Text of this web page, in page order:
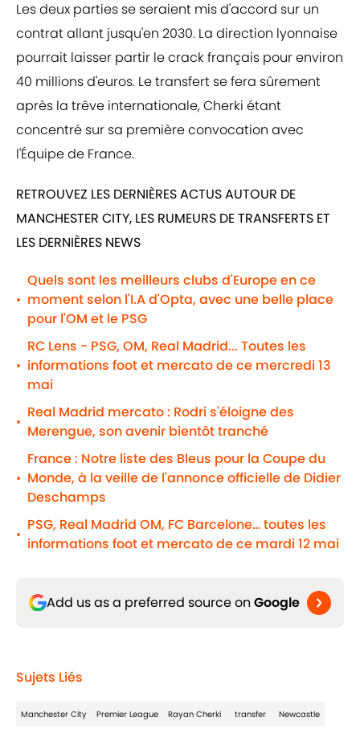
Les deux parties se seraient mis d'accord sur un
contrat allant jusqu'en 2030. La direction lyonnaise
pourrait laisser partir le crack français pour environ
40 millions d'euros. Le transfert se fera sûrement
après la trêve internationale, Cherki étant
concentré sur sa première convocation avec
l'Équipe de France.
RETROUVEZ LES DERNIÈRES ACTUS AUTOUR DE
MANCHESTER CITY, LES RUMEURS DE TRANSFERTS ET
LES DERNIÈRES NEWS
•
Quels sont les meilleurs clubs d'Europe en ce
moment selon l'I.A d'Opta, avec une belle place
pour l'OM et le PSG
•
RC Lens - PSG, OM, Real Madrid... Toutes les
informations foot et mercato de ce mercredi 13
mai
•
Real Madrid mercato : Rodri s'éloigne des
Merengue, son avenir bientôt tranché
•
France : Notre liste des Bleus pour la Coupe du
Monde, à la veille de l'annonce officielle de Didier
Deschamps
•
PSG, Real Madrid OM, FC Barcelone… toutes les
informations foot et mercato de ce mardi 12 mai
Add us as a preferred source on Google
Sujets Liés
Manchester City Premier League Rayan Cherki transfer Newcastle